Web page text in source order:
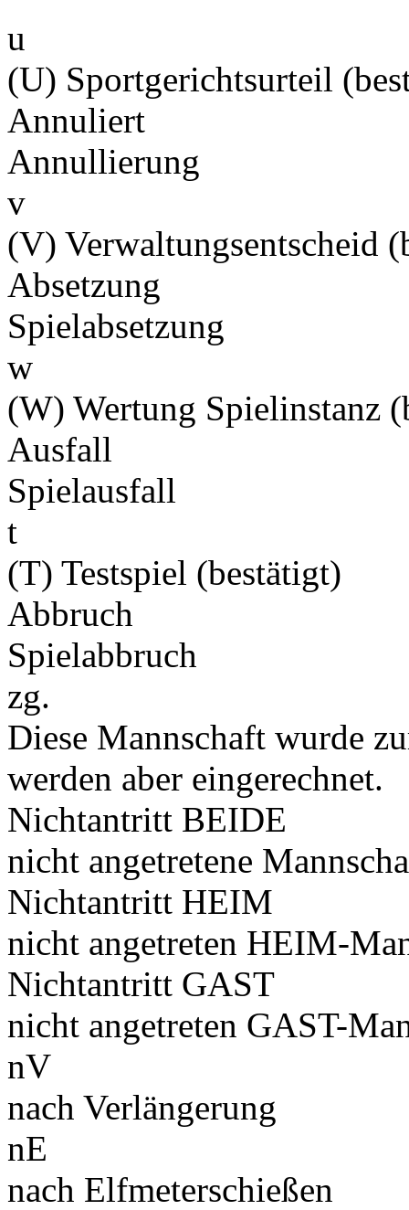
u
(U) Sportgerichtsurteil
Annuliert
Annullierung
v
(V) Verwaltungsentscheid
Absetzung
Spielabsetzung
w
(W) Wertung Spielinstanz
Ausfall
Spielausfall
t
(T) Testspiel (bestätigt)
Abbruch
Spielabbruch
zg.
Diese Mannschaft wurde
werden aber eingerechnet.
Nichtantritt BEIDE
nicht angetretene
Nichtantritt HEIM
nicht angetreten HEIM-
Nichtantritt GAST
nicht angetreten GAST-
nV
nach Verlängerung
nE
nach Elfmeterschießen